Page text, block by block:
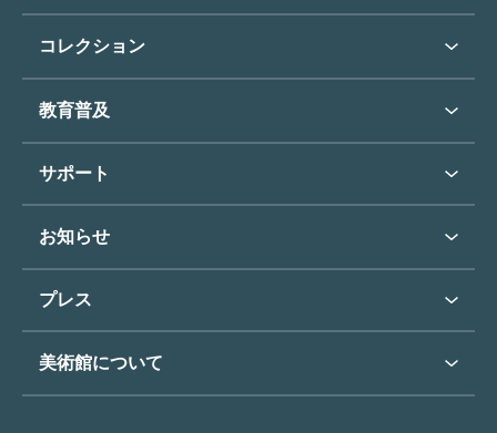
開館時間・休館日
アクセス
団体のご利用について
バリアフリー／小さなお子様
フロアマップ
ミュージアムショップ
カフェ
次回の展覧会
展覧会スケジュール
過去の展覧会
通信販売トップ
コレクション
コレクショントップ
東郷青児
コレクションハイライト
教育普及
教育普及トップ
オンラインで美術鑑賞
博物館実習について
サポート
よくあるご質問
東郷⻘児作品著作権申請
お知らせ
お知らせトップ
プレス
プレスリリーストップ
美術館について